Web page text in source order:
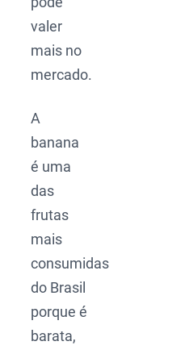
valer
mais no
mercado.
A
banana
é uma
das
frutas
mais
consumidas
do Brasil
porque é
barata,